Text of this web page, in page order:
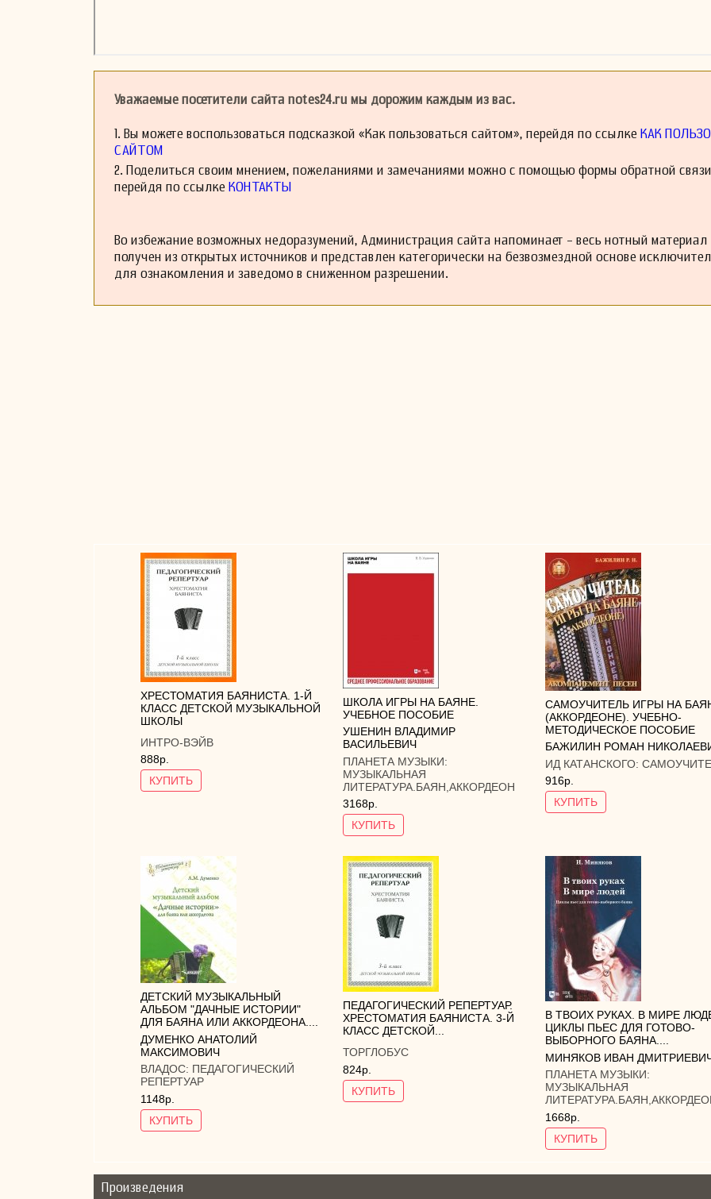
Уважаемые посетители сайта notes24.ru мы дорожим каждым из вас.
1. Вы можете воспользоваться подсказкой «Как пользоваться сайтом», перейдя по ссылке КАК
САЙТОМ
2. Поделиться своим мнением, пожеланиями и замечаниями можно с помощью формы обратной
перейдя по ссылке КОНТАКТЫ
Во избежание возможных недоразумений, Администрация сайта напоминает - весь нотный материал
получен из открытых источников и представлен категорически на безвозмездной основе
для ознакомления и заведомо в сниженном разрешении.
ХРЕСТОМАТИЯ БАЯНИСТА. 1-Й
КЛАСС ДЕТСКОЙ МУЗЫКАЛЬНОЙ
ШКОЛЫ
ИНТРО-ВЭЙВ
888р.
КУПИТЬ
ШКОЛА ИГРЫ НА БАЯНЕ.
УЧЕБНОЕ ПОСОБИЕ
УШЕНИН ВЛАДИМИР
ВАСИЛЬЕВИЧ
ПЛАНЕТА МУЗЫКИ:
МУЗЫКАЛЬНАЯ
ЛИТЕРАТУРА.БАЯН,АККОРДЕОН
3168р.
КУПИТЬ
САМОУЧИТЕЛЬ ИГРЫ НА
(АККОРДЕОНЕ). УЧЕБНО-
МЕТОДИЧЕСКОЕ ПОСОБИЕ
БАЖИЛИН РОМАН
ИД КАТАНСКОГО:
916р.
КУПИТЬ
ДЕТСКИЙ МУЗЫКАЛЬНЫЙ
АЛЬБОМ "ДАЧНЫЕ ИСТОРИИ"
ДЛЯ БАЯНА ИЛИ АККОРДЕОНА....
ДУМЕНКО АНАТОЛИЙ
МАКСИМОВИЧ
ВЛАДОС: ПЕДАГОГИЧЕСКИЙ
РЕПЕРТУАР
1148р.
КУПИТЬ
ПЕДАГОГИЧЕСКИЙ РЕПЕРТУАР.
ХРЕСТОМАТИЯ БАЯНИСТА. 3-Й
КЛАСС ДЕТСКОЙ...
ТОРГЛОБУС
824р.
КУПИТЬ
В ТВОИХ РУКАХ. В МИРЕ
ЦИКЛЫ ПЬЕС ДЛЯ ГОТОВО-
ВЫБОРНОГО БАЯНА....
МИНЯКОВ ИВАН
ПЛАНЕТА МУЗЫКИ:
МУЗЫКАЛЬНАЯ
1668р.
КУПИТЬ
Произведения